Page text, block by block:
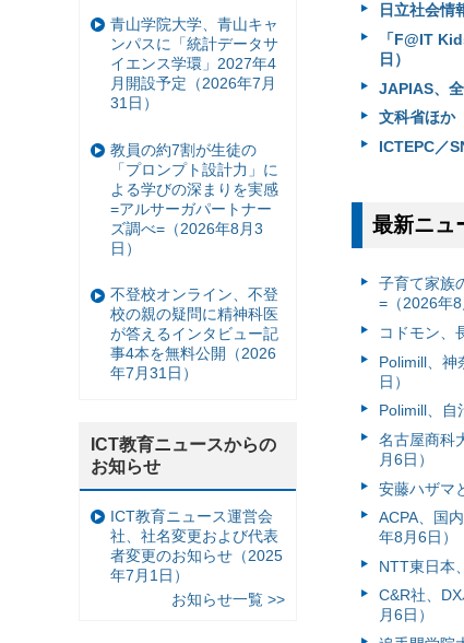
日立社会情
「F@IT
日）
JAPIAS、
文科省ほか
ICTEPC／
最新ニュ
子育て家族
=（2026年8
コドモン、
Polimill、神
日）
Polimill、自
名古屋商科
月6日）
安藤ハザマ
ACPA、国
年8月6日）
NTT東日本
C&R社、
月6日）
青山学院大学、青山キャ
ンパスに「統計データサ
イエンス学環」2027年4
月開設予定（2026年7月
31日）
教員の約7割が生徒の
「プロンプト設計力」に
よる学びの深まりを実感
=アルサーガパートナー
ズ調べ=（2026年8月3
日）
不登校オンライン、不登
校の親の疑問に精神科医
が答えるインタビュー記
事4本を無料公開（2026
年7月31日）
ICT教育ニュースからの
お知らせ
ICT教育ニュース運営会
社、社名変更および代表
者変更のお知らせ（2025
年7月1日）
お知らせ一覧 >>